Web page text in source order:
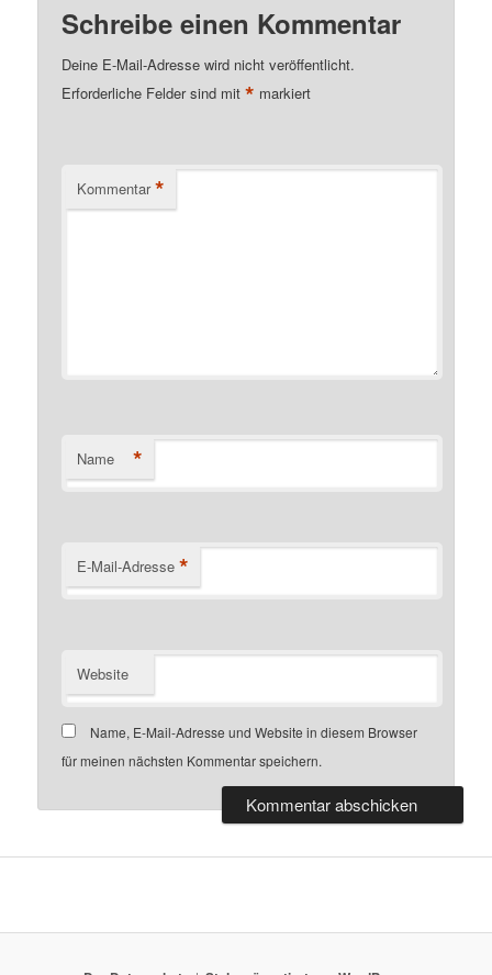
Schreibe einen Kommentar
Deine E-Mail-Adresse wird nicht veröffentlicht.
Erforderliche Felder sind mit* markiert
Kommentar *
Name *
E-Mail-Adresse *
Website
Name, E-Mail-Adresse und Website in diesem Browser
für meinen nächsten Kommentar speichern.